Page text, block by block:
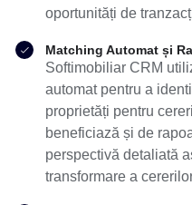
oportunități de
Matching Automat și
Softimobiliar CRM
automat pentru a
proprietăți pentru
beneficiază și de
perspectivă detaliată
transformare a